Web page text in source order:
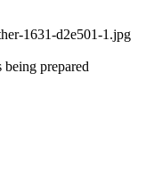
1631-d2e501-1.jpg
prepared